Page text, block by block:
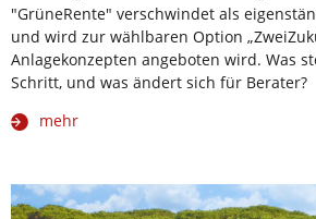
"GrüneRente" verschwindet als
und wird zur wählbaren Option
Anlagekonzepten angeboten wird. Was
Schritt, und was ändert sich für Berater?
mehr